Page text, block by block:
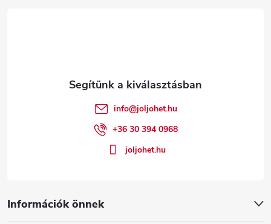
Információk önnek
info@joljohet.hu
+36 30 394 0968
joljohet.hu